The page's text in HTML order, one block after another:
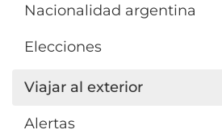
Nacionalidad argentina
Elecciones
Viajar al exterior
Alertas